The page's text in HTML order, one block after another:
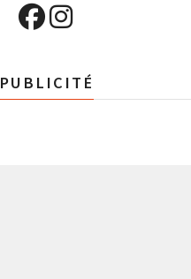
PUBLICITÉ